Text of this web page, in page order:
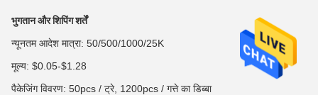
भुगतान और शिपिंग शर्तें
न्यूनतम आदेश मात्रा: 50/500/1000/25K
मूल्य: $0.05-$1.28
पैकेजिंग विवरण: 50pcs / ट्रे, 1200pcs / गत्ते का डिब्बा